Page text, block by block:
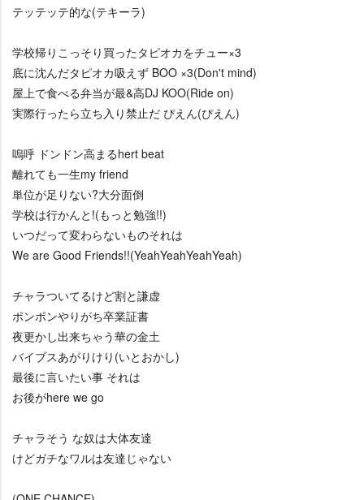
テッテッテ的な(テキーラ)
学校帰りこっそり買ったタピオカをチュー×3
底に沈んだタピオカ吸えず BOO ×3(Don't mind)
屋上で食べる弁当が最&高DJ KOO(Ride on)
実際行ったら立ち入り禁止だ ぴえん(ぴえん)
嗚呼 ドンドン高まるhert beat
離れても一生my friend
単位が足りない?大分面倒
学校は行かんと!(もっと勉強!!)
いつだって変わらないものそれは
We are Good Friends!!(YeahYeahYeahYeah)
チャラついてるけど割と謙虚
ポンポンやりがち卒業証書
夜更かし出来ちゃう華の金土
バイブスあがりけり(いとおかし)
最後に言いたい事 それは
お後がhere we go
チャラそう な奴は大体友達
けどガチなワルは友達じゃない